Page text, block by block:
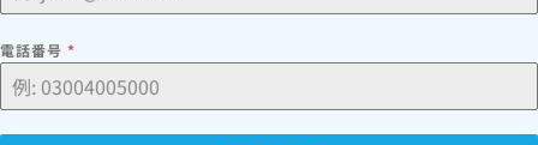
電話番号 *